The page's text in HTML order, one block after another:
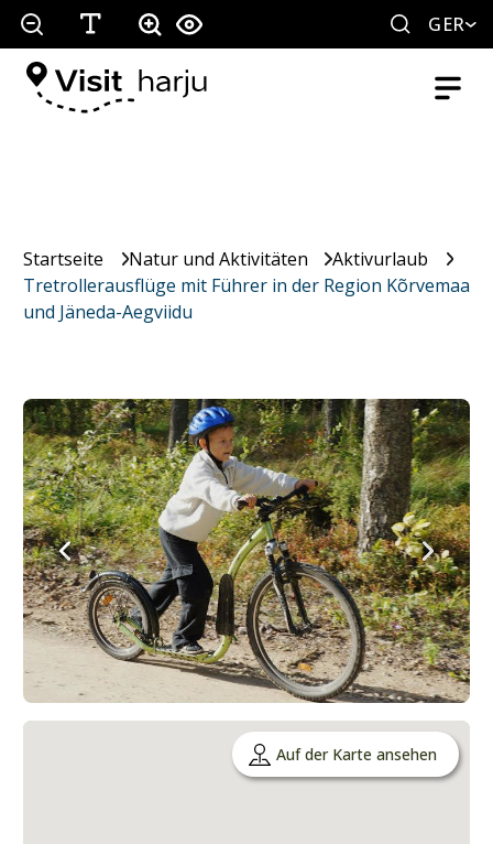
GER
Startseite Natur und Aktivitäten
Aktivurlaub
Tretrollerausflüge mit Führer in der Region Kõrvemaa
und Jäneda-Aegviidu
Auf der Karte ansehen